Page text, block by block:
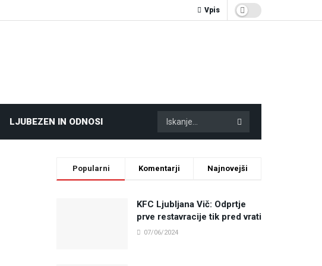
Vpis
LJUBEZEN IN ODNOSI
Popularni Komentarji Najnovejši
KFC Ljubljana Vič: Odprtje
prve restavracije tik pred vrati
07/06/2024